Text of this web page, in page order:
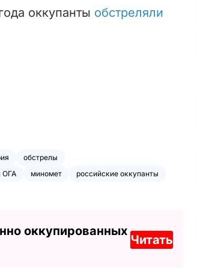
оккупанты обстреляли
обстрелы
ОГА миномет
российские оккупанты
оккупированных
Читать